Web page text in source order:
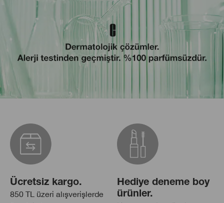
Ücretsiz kargo.
850 TL üzeri alışverişlerde
Hediye deneme boy
ürünler.